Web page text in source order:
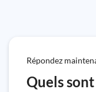
Répondez
Quels